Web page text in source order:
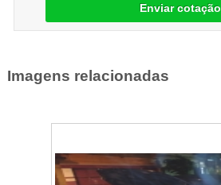
Enviar cotação
Imagens relacionadas